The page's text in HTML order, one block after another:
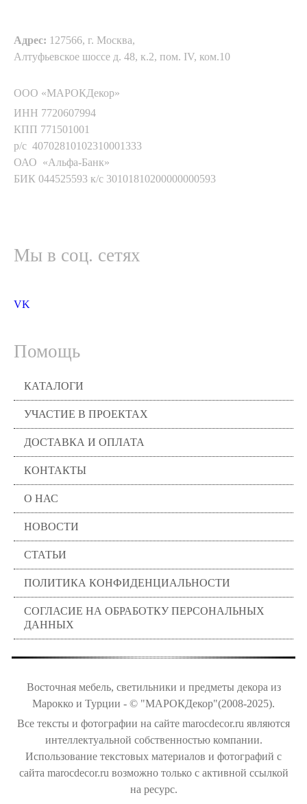
Адрес: 127566, г. Москва,
Алтуфьевское шоссе д. 48, к.2, пом. IV, ком.10
ООО «МАРОКДекор»
ИНН 7720607994
КПП 771501001
р/с 40702810102310001333
ОАО «Альфа-Банк»
БИК 044525593 к/с 30101810200000000593
Мы в соц. сетях
VK
Помощь
КАТАЛОГИ
УЧАСТИЕ В ПРОЕКТАХ
ДОСТАВКА И ОПЛАТА
КОНТАКТЫ
О НАС
НОВОСТИ
СТАТЬИ
ПОЛИТИКА КОНФИДЕНЦИАЛЬНОСТИ
СОГЛАСИЕ НА ОБРАБОТКУ ПЕРСОНАЛЬНЫХ
ДАННЫХ
Восточная мебель, светильники и предметы декора из
Марокко и Турции - © "МАРОКДекор"(2008-2025).
Все тексты и фотографии на сайте marocdecor.ru являются
интеллектуальной собственностью компании.
Использование текстовых материалов и фотографий с
сайта marocdecor.ru возможно только с активной ссылкой
на ресурс.